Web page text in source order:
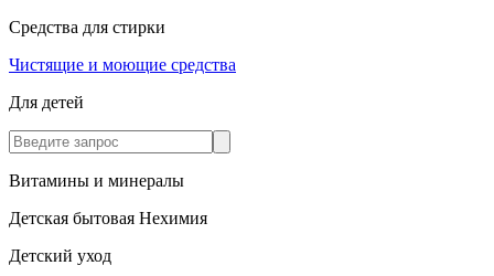
Средства для стирки
Чистящие и моющие средства
Для детей
Витамины и минералы
Детская бытовая Нехимия
Детский уход